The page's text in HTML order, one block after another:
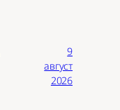
9
август
2026